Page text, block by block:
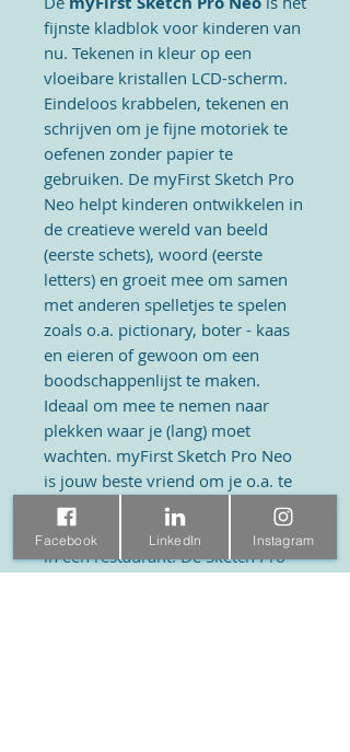
fijnste kladblok voor kinderen van
nu. Tekenen in kleur op een
vloeibare kristallen LCD-scherm.
Eindeloos krabbelen, tekenen en
schrijven om je fijne motoriek te
oefenen zonder papier te
gebruiken. De myFirst Sketch Pro
Neo helpt kinderen ontwikkelen in
de creatieve wereld van beeld
(eerste schets), woord (eerste
letters) en groeit mee om samen
met anderen spelletjes te spelen
zoals o.a. pictionary, boter - kaas
en eieren of gewoon om een
boodschappenlijst te maken.
Ideaal om mee te nemen naar
plekken waar je (lang) moet
wachten. myFirst Sketch Pro Neo
is jouw beste vriend om je o.a. te
vermaken tijdens een lange
vakantierit of je moeten vermaken
in een restaurant. De Sketch Pro
Facebook LinkedIn Instagram